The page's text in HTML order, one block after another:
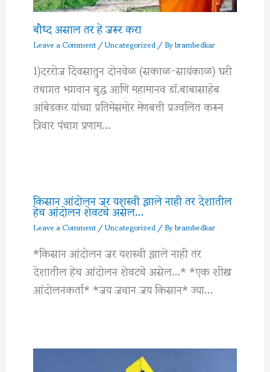
बौध्द असाल तर हे जरूर करा
Leave a Comment/Uncategorized/ Bybrambedkar
1)दररोज दिवसातुन दोनवेळ (सकाळ-सायंकाळ) घरी
तथागत भगवान बुद्ध आणि महामानव डॉ.बाबासाहेब
आंबेडकर यांच्या प्रतिमेसमोर मेणबत्ती प्रज्वलित करून
त्रिवार पंचाग प्रणाम…
किसान आंदोलन जर यशस्वी झाले नाही तर देशातील
हेच आंदोलन शेवटचे असेल…
Leave a Comment/Uncategorized/ Bybrambedkar
*किसान आंदोलन जर यशस्वी झाले नाही तर
देशातील हेच आंदोलन शेवटचे असेल…* *एक शीख
आंदोलनकर्ता* *जय जवान जय किसान* ज्या…